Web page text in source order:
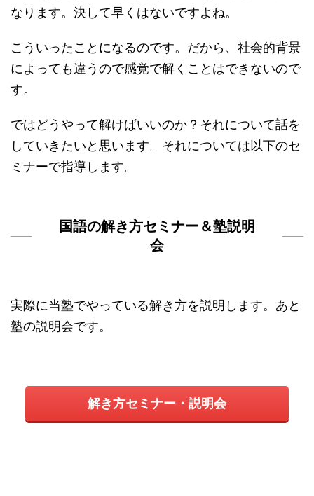
なります。決して早くはないですよね。
こういったことになるのです。だから、社会的背景
によっても違うので感覚で解くことはできないので
す。
ではどうやって解けばいいのか？それについて話を
していきたいと思います。それについては以下のセ
ミナーで指導します。
国語の解き方セミナー＆塾説明
会
実際に当塾でやっている解き方を説明します。あと
塾の説明会です。
解き方セミナー・説明会